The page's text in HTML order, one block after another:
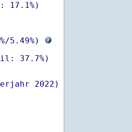
17.1%)
/5.49%)
2022)